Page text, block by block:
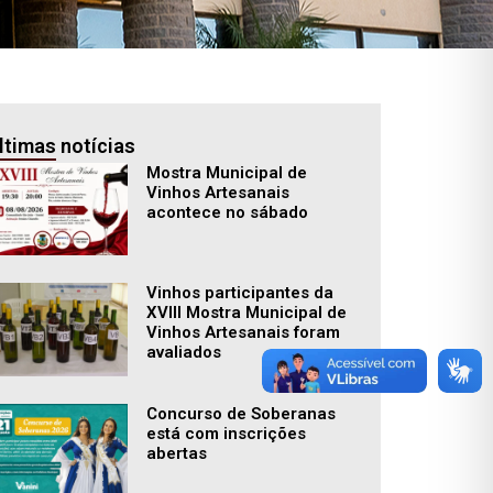
notícias
Mostra Municipal de
Vinhos Artesanais
acontece no sábado
Vinhos participantes da
XVIII Mostra Municipal de
Vinhos Artesanais foram
avaliados
Concurso de Soberanas
está com inscrições
abertas